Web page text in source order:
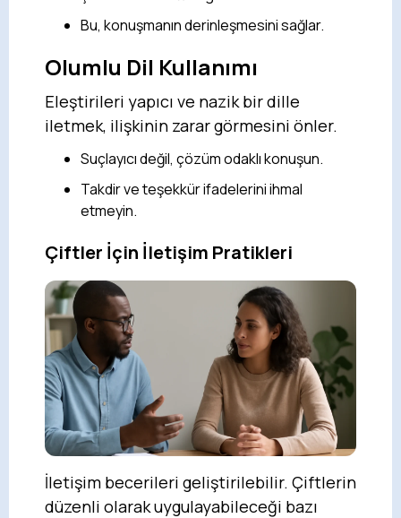
Bu, konuşmanın derinleşmesini sağlar.
Olumlu Dil Kullanımı
Eleştirileri yapıcı ve nazik bir dille
iletmek, ilişkinin zarar görmesini önler.
Suçlayıcı değil, çözüm odaklı konuşun.
Takdir ve teşekkür ifadelerini ihmal
etmeyin.
Çiftler İçin İletişim Pratikleri
İletişim becerileri geliştirilebilir. Çiftlerin
düzenli olarak uygulayabileceği bazı